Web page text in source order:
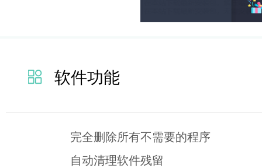
软件功能
完全删除所有不需要的程序
自动清理软件残留